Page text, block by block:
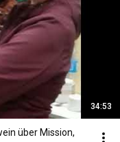
34:53
über Mission,